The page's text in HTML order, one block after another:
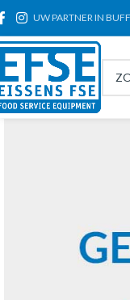
UW PARTNER IN